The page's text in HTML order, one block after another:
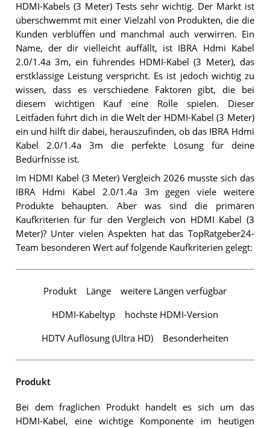
HDMI-Kabels (3 Meter) Tests sehr wichtig. Der Markt ist
überschwemmt mit einer Vielzahl von Produkten, die die
Kunden verblüffen und manchmal auch verwirren. Ein
Name, der dir vielleicht auffällt, ist IBRA Hdmi Kabel
2.0/1.4a 3m, ein führendes HDMI-Kabel (3 Meter), das
erstklassige Leistung verspricht. Es ist jedoch wichtig zu
wissen, dass es verschiedene Faktoren gibt, die bei
diesem wichtigen Kauf eine Rolle spielen. Dieser
Leitfaden führt dich in die Welt der HDMI-Kabel (3 Meter)
ein und hilft dir dabei, herauszufinden, ob das IBRA Hdmi
Kabel 2.0/1.4a 3m die perfekte Lösung für deine
Bedürfnisse ist.
Im HDMI Kabel (3 Meter) Vergleich 2026 musste sich das
IBRA Hdmi Kabel 2.0/1.4a 3m gegen viele weitere
Produkte behaupten. Aber was sind die primären
Kaufkriterien für für den Vergleich von HDMI Kabel (3
Meter)? Unter vielen Aspekten hat das TopRatgeber24-
Team besonderen Wert auf folgende Kaufkriterien gelegt:
Produkt Länge weitere Längen verfügbar
HDMI-Kabeltyp höchste HDMI-Version
HDTV Auflösung (Ultra HD) Besonderheiten
Produkt
Bei dem fraglichen Produkt handelt es sich um das
HDMI-Kabel, eine wichtige Komponente im heutigen